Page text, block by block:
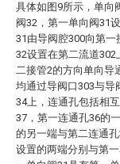
具体如图9所示，单向
阀32，第一单向阀31
31由导阀腔300向第
32设置在第二流道
二接管2的方向单向导
均通过导阀口303与导
34上，连通孔包括相
37，第一连通孔36的
的另一端与第二连通
设置的两端分别与第